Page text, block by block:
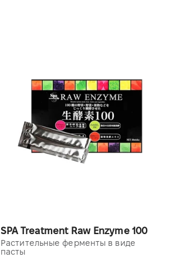
SPA Treatment Raw Enzyme 100
Растительные ферменты в виде
пасты